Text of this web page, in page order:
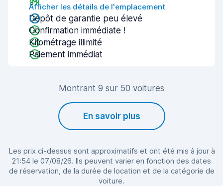
Afficher les détails de l'emplacement
Dépôt de garantie peu élevé
Confirmation immédiate !
Kilométrage illimité
Paiement immédiat
Montrant 9 sur 50 voitures
En savoir plus
Les prix ci-dessus sont approximatifs et ont été mis à jour à
21:54 le 07/08/26. Ils peuvent varier en fonction des dates
de réservation, de la durée de location et de la catégorie de
voiture.